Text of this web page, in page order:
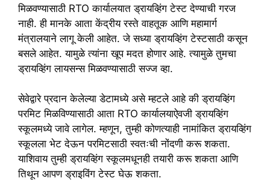
मिळवण्यासाठी RTO कार्यालयात ड्रायव्हिंग टेस्ट देण्याची गरज
नाही. ही मानके आता केंद्रीय रस्ते वाहतूक आणि महामार्ग
मंत्रालयाने लागू केली आहेत. जे सध्या ड्रायव्हिंग टेस्टसाठी कसून
बसले आहेत. यामुळे त्यांना खूप मदत होणार आहे. त्यामुळे तुमचा
ड्रायव्हिंग लायसन्स मिळवण्यासाठी सज्ज व्हा.
सेवेद्वारे प्रदान केलेल्या डेटामध्ये असे म्हटले आहे की ड्रायव्हिंग
परमिट मिळविण्यासाठी आता RTO कार्यालयाऐवजी ड्रायव्हिंग
स्कूलमध्ये जावे लागेल. म्हणून, तुम्ही कोणत्याही नामांकित ड्रायव्हिंग
स्कूलला भेट देऊन परमिटसाठी स्वतःची नोंदणी करू शकता.
याशिवाय तुम्ही ड्रायव्हिंग स्कूलमधूनही तयारी करू शकता आणि
तिथून आपण ड्राइविंग टेस्ट घेऊ शकता.